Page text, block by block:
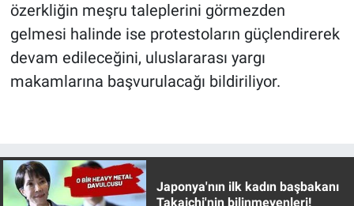
özerkliğin meşru taleplerini görmezden
gelmesi halinde ise protestoların güçlendirerek
devam edileceğini, uluslararası yargı
makamlarına başvurulacağı bildiriliyor.
Japonya'nın ilk kadın başbakanı
Takaichi'nin bilinmeyenleri!